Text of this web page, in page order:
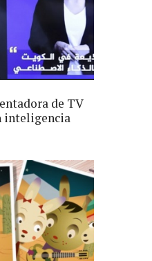
de TV
inteligencia